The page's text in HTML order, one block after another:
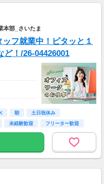
本部_さいたま
ッフ就業中！ピタッと１
ど！/26-04426001
朝
土日祝休み
未経験歓迎 フリーター歓迎